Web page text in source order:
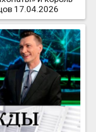
17.04.2026